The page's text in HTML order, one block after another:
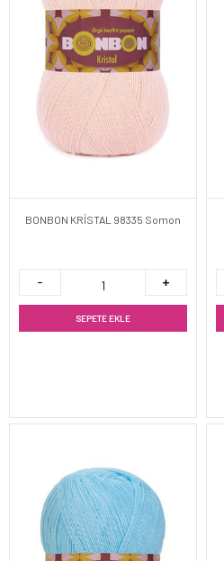
BONBON KRİSTAL 98335 Somon
SEPETE EKLE